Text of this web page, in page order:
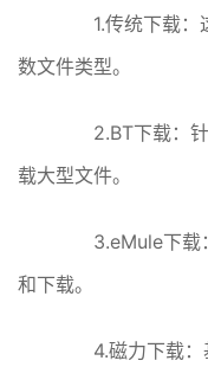
1.传统下载：
数文件类型。
2.BT下载：针
载大型文件。
3.eMule下载：
和下载。
4.磁力下载：